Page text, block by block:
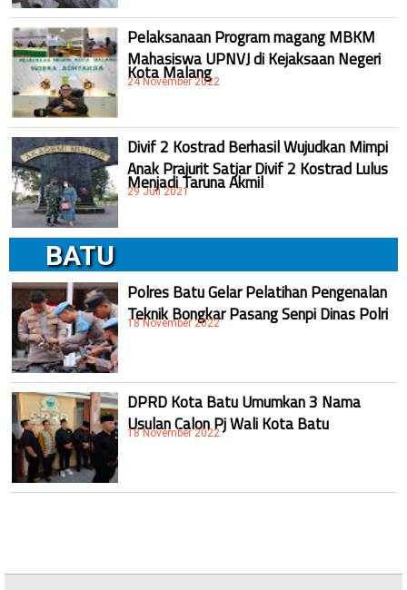
Pelaksanaan Program magang MBKM
Mahasiswa UPNVJ di Kejaksaan Negeri
Kota Malang
24 November 2022
Divif 2 Kostrad Berhasil Wujudkan Mimpi
Anak Prajurit Satjar Divif 2 Kostrad Lulus
Menjadi Taruna Akmil
29 Juli 2021
BATU
Polres Batu Gelar Pelatihan Pengenalan
Teknik Bongkar Pasang Senpi Dinas Polri
18 November 2022
DPRD Kota Batu Umumkan 3 Nama
Usulan Calon Pj Wali Kota Batu
18 November 2022